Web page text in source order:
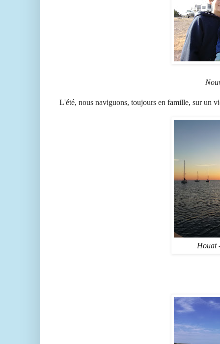
L'été, nous naviguons, toujours en famille, sur un
Houat